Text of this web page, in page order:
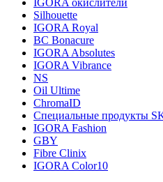
Silhouette
IGORA Royal
BC Bonacure
IGORA Absolutes
IGORA Vibrance
NS
Oil Ultime
ChromaID
Специальные продукты
IGORA Fashion
GBY
Fibre Clinix
IGORA Color10